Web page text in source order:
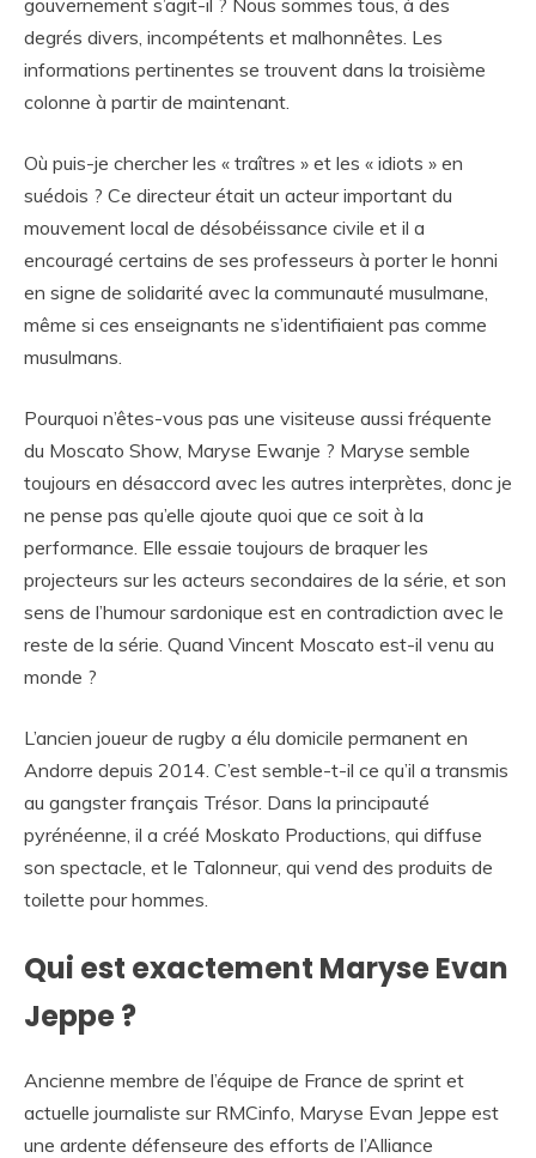
gouvernement s’agit-il ? Nous sommes tous, à des
degrés divers, incompétents et malhonnêtes. Les
informations pertinentes se trouvent dans la troisième
colonne à partir de maintenant.
Où puis-je chercher les « traîtres » et les « idiots » en
suédois ? Ce directeur était un acteur important du
mouvement local de désobéissance civile et il a
encouragé certains de ses professeurs à porter le honni
en signe de solidarité avec la communauté musulmane,
même si ces enseignants ne s’identifiaient pas comme
musulmans.
Pourquoi n’êtes-vous pas une visiteuse aussi fréquente
du Moscato Show, Maryse Ewanje ? Maryse semble
toujours en désaccord avec les autres interprètes, donc je
ne pense pas qu’elle ajoute quoi que ce soit à la
performance. Elle essaie toujours de braquer les
projecteurs sur les acteurs secondaires de la série, et son
sens de l’humour sardonique est en contradiction avec le
reste de la série. Quand Vincent Moscato est-il venu au
monde ?
L’ancien joueur de rugby a élu domicile permanent en
Andorre depuis 2014. C’est semble-t-il ce qu’il a transmis
au gangster français Trésor. Dans la principauté
pyrénéenne, il a créé Moskato Productions, qui diffuse
son spectacle, et le Talonneur, qui vend des produits de
toilette pour hommes.
Qui est exactement Maryse Evan
Jeppe ?
Ancienne membre de l’équipe de France de sprint et
actuelle journaliste sur RMCinfo, Maryse Evan Jeppe est
une ardente défenseure des efforts de l’Alliance